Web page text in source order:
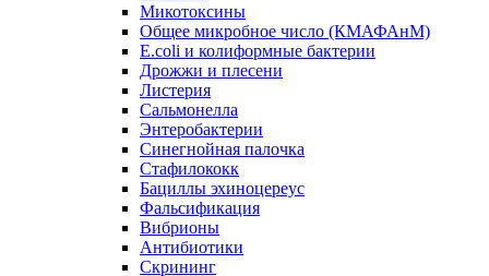
Микотоксины
Общее микробное число (КМАФАнМ)
E.coli и колиформные бактерии
Дрожжи и плесени
Листерия
Сальмонелла
Энтеробактерии
Синегнойная палочка
Стафилококк
Бациллы эхиноцереус
Фальсификация
Вибрионы
Антибиотики
Скрининг